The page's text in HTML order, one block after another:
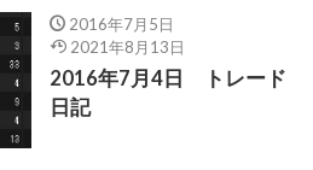
2016年7月5日
2021年8月13日
2016年7月4日 トレード
日記